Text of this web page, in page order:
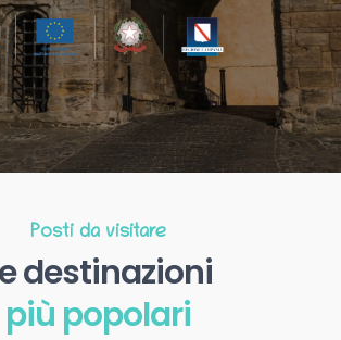
Posti da visitare
destinazioni
più popolari